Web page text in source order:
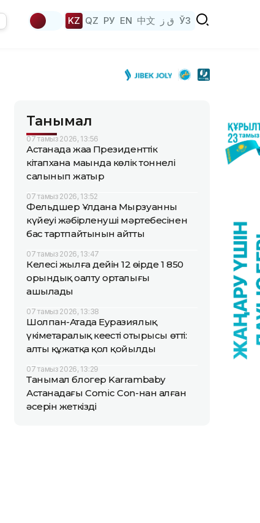
KZ QZ РУ EN 中文 ق ز ЎЗ
Танымал
07 тамыз 2026, 13:56
Астанада жаңа Президенттік
кітапхана маңында көлік тоннелі
салынып жатыр
07 тамыз 2026, 13:52
Фельдшер Ұлдана Мырзуанның
күйеуі жәбірленуші мәртебесінен
бас тартпайтынын айтты
07 тамыз 2026, 13:47
Келесі жылға дейін 12 өңірде 1 850
орындық оңалту орталығы
ашылады
07 тамыз 2026, 13:38
Шолпан-Атада Еуразиялық
үкіметаралық кеңестің отырысы өтті:
алты құжатқа қол қойылды
07 тамыз 2026, 13:29
Танымал блогер Karrambaby
Астанадағы Comic Con-нан алған
әсерін жеткізді